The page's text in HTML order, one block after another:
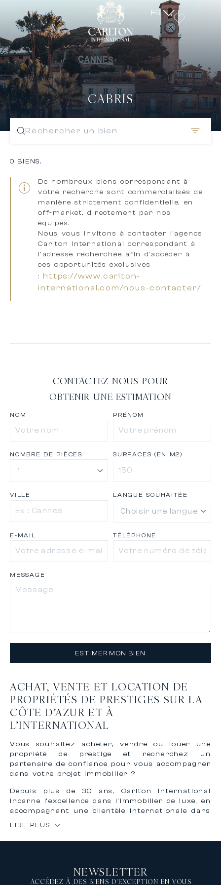
FR
Rechercher un bien
CABRIS
0 BIENS.
De nombreux biens correspondant à
votre recherche sont commercialisés de
manière strictement confidentielle, en
off-market, directement par nos
équipes.
Nous vous invitons àcontacter l’agence
Carlton International correspondant à
l’adresse recherchée afin d’accéder à
ces opportunités exclusives
: https://www.carlton-
international.com/nous-contacter/
CONTACTEZ-NOUS POUR
OBTENIR UNE ESTIMATION
NOM PRÉNOM
NOMBRE DE PIÈCES SURFACES (EN M2)
VILLE LANGUE SOUHAITÉE
E-MAIL TÉLÉPHONE
MESSAGE
ESTIMER MON BIEN
ACHAT, VENTE ET LOCATION DE
PROPRIÉTÉS DE PRESTIGES SUR LA
CÔTE D’AZUR ET À
L’INTERNATIONAL
Vous souhaitez acheter, vendre ou louer une
propriété de prestige et recherchez un
partenaire de confiance pour vous accompagner
dans votre projet immobilier ?
Depuis plus de 30 ans, Carlton International
incarne l’excellence dans l’immobilier de luxe, en
accompagnant une clientèle internationale dans
l’international.
accompagnement personnalisé, confidentiel et
sur mesure pour concrétiser vos projets
LIRE PLUS
NEWSLETTER
ACCÉDEZ À DES BIENS D'EXCEPTION EN VOUS